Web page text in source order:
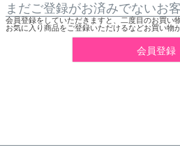
まだご登録がお済みでないお
会員登録をしていただきますと、二度目のお買い
お気に入り商品をご登録いただけるなどお買い物
会員登録